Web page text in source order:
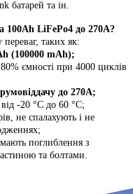
батарей та ін.
LiFePo4 до 270A?
таких як:
(100000 mAh);
ємності при 4000 циклів
до 270A;
-20 °C до 60 °C;
не спалахують і не
поглиблення з
та болтами.